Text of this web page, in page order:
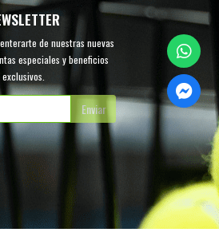
de nuestras nuevas
especiales y beneficios
exclusivos.
Enviar